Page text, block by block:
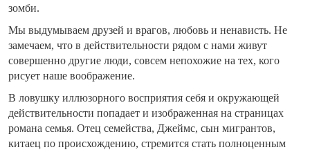
зомби.
Мы выдумываем друзей и врагов, любовь и ненависть. Не
замечаем, что в действительности рядом с нами живут
совершенно другие люди, совсем непохожие на тех, кого
рисует наше воображение.
В ловушку иллюзорного восприятия себя и окружающей
действительности попадает и изображенная на страницах
романа семья. Отец семейства, Джеймс, сын мигрантов,
китаец по происхождению, стремится стать полноценным